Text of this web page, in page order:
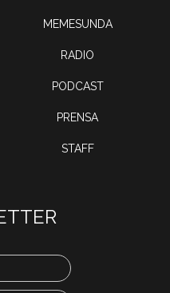
MEMESUNDA
RADIO
PODCAST
PRENSA
STAFF